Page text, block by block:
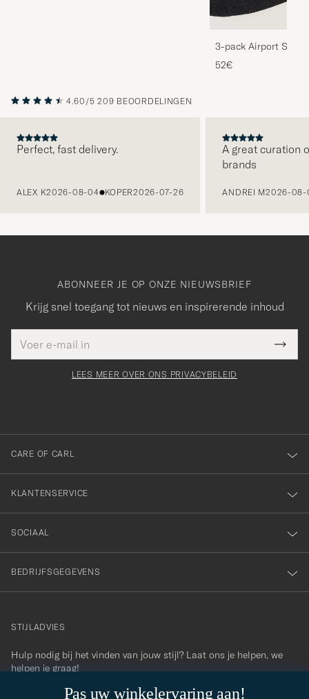
3-pack Airport
Melange
52€
4.60/5 209 BEOORDELINGEN
Perfect, fast delivery.
ALEX K2026-08-04 KOPER2026-07-26
A great curation
brands
ANDREI M2026-08-
Pas uw winkelervaring aan!
ABONNEER JE OP ONZE NIEUWSBRIEF
Krijg snel toegang tot nieuws en inspirerende inhoud
mailadres
veldBedankt
voor
onze
nieuwsbrief!
LEES MEER OVER ONS PRIVACYBELEID
CARE OF CARL
KLANTENSERVICE
SOCIAAL
BEDRIJFSGEGEVENS
contact@careofcarl.com
STIJLADVIES
Hulp nodig bij het vinden van jouw stijl? Laat ons je helpen, we
helpen je graag!
STIJLADVIES